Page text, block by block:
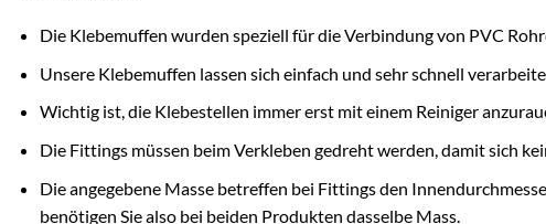
Die Klebemuffen wurden speziell für die Verbindung von PVC
Unsere Klebemuffen lassen sich einfach und sehr schnell
Wichtig ist, die Klebestellen immer erst mit einem Reiniger
Die Fittings müssen beim Verkleben gedreht werden, damit sich
Die angegebene Masse betreffen bei Fittings den
benötigen Sie also bei beiden Produkten dasselbe Mass.